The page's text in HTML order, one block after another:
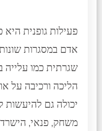
פעילות גופנית
אדם במסגרות
שגרתית כמו
הליכה ורכיבה על
יכולה גם להיעשות
משחק, פנאי,